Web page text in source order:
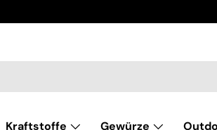
Kraftstoffe Gewürze